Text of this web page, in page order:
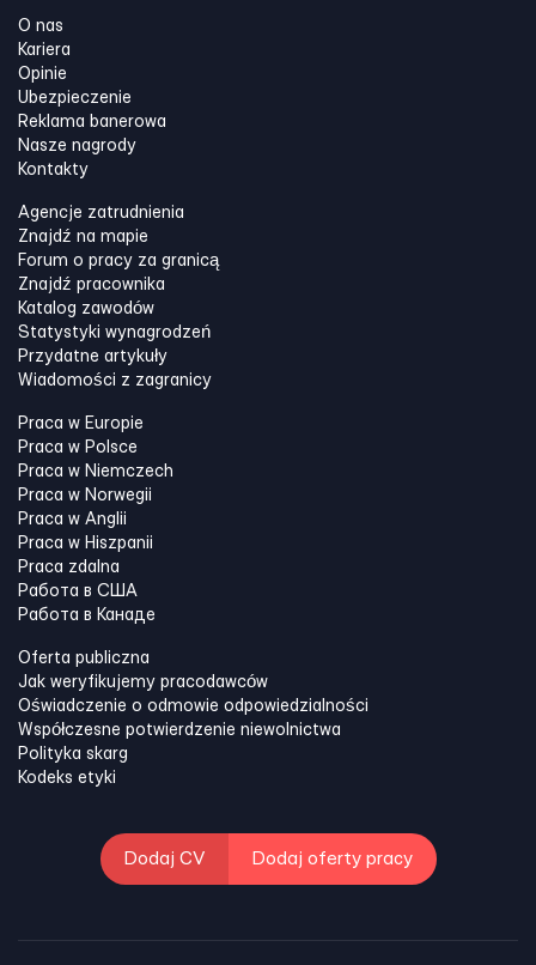
O nas
Kariera
Opinie
Ubezpieczenie
Reklama banerowa
Nasze nagrody
Kontakty
Agencje zatrudnienia
Znajdź na mapie
Forum o pracy za granicą
Znajdź pracownika
Katalog zawodów
Statystyki wynagrodzeń
Przydatne artykuły
Wiadomości z zagranicy
Praca w Europie
Praca w Polsce
Praca w Niemczech
Praca w Norwegii
Praca w Anglii
Praca w Hiszpanii
Praca zdalna
Работа в США
Работа в Канадe
Oferta publiczna
Jak weryfikujemy pracodawców
Oświadczenie o odmowie odpowiedzialności
Współczesne potwierdzenie niewolnictwa
Polityka skarg
Kodeks etyki
Dodaj CV Dodaj oferty pracy